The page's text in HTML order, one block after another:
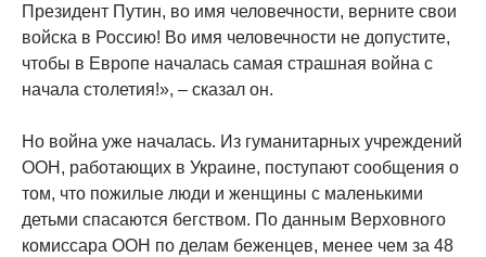
Президент Путин, во имя человечности, верните свои
войска в Россию! Во имя человечности не допустите,
чтобы в Европе началась самая страшная война с
начала столетия!», – сказал он.
Но война уже началась. Из гуманитарных учреждений
ООН, работающих в Украине, поступают сообщения о
том, что пожилые люди и женщины с маленькими
детьми спасаются бегством. По данным Верховного
комиссара ООН по делам беженцев, менее чем за 48